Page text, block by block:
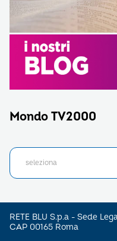
Mondo TV2000
RETE BLU S.p.a - Sede
CAP 00165 Roma